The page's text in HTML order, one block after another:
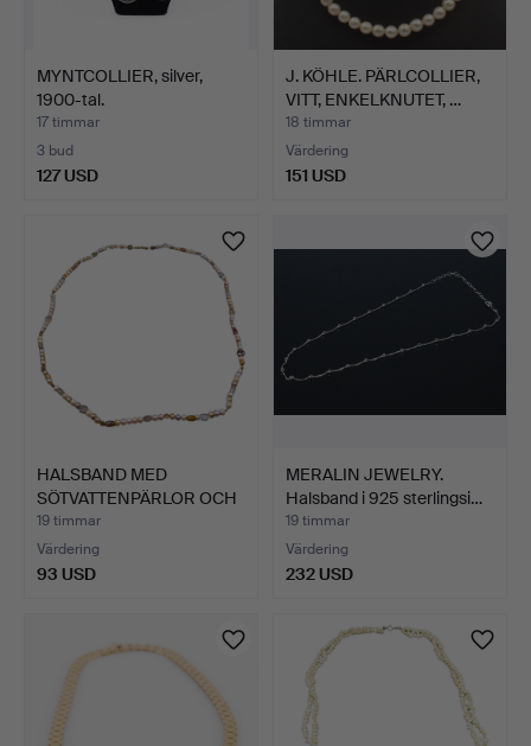
MYNTCOLLIER, silver,
1900-tal.
17 timmar
3 bud
127 USD
J. KÖHLE. PÄRLCOLLIER,
VITT, ENKELKNUTET, …
18 timmar
Värdering
151 USD
HALSBAND MED
SÖTVATTENPÄRLOR OCH
NATURLIGA…
19 timmar
Värdering
93 USD
MERALIN JEWELRY.
Halsband i 925 sterlingsi…
19 timmar
Värdering
232 USD